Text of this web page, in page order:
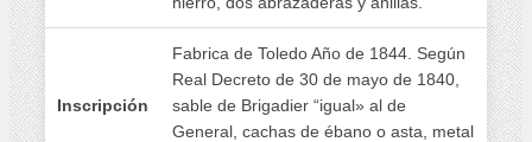
Inscripción
Fabrica de Toledo Año de 1844. Según
Real Decreto de 30 de mayo de 1840,
sable de Brigadier “igual» al de
General, cachas de ébano o asta, metal